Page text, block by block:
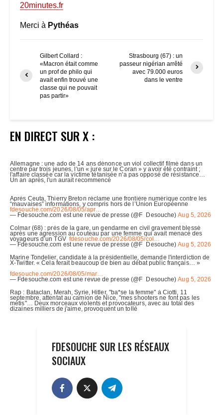
20minutes.fr
Merci à Pythéas
Gilbert Collard :
«Macron était comme
un prof de philo qui
avait enfin trouvé une
classe qui ne pouvait
pas partir»
Strasbourg (67) : un
passeur nigérian arrêté
avec 79.000 euros
dans le ventre
EN DIRECT SUR X :
FDESOUCHE SUR LES RÉSEAUX
SOCIAUX